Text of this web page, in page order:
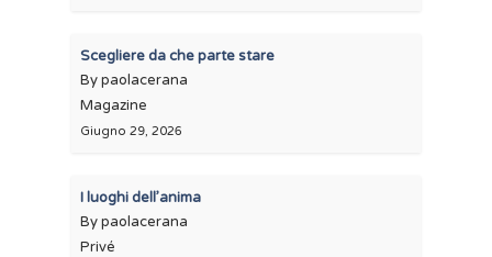
Scegliere da che parte stare
By paolacerana
Magazine
Giugno 29, 2026
I luoghi dell’anima
By paolacerana
Privé